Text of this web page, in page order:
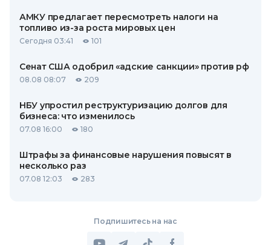
АМКУ предлагает пересмотреть налоги на
топливо из-за роста мировых цен
Сегодня 03:41 101
Сенат США одобрил «адские санкции» против рф
08.08 08:07 209
НБУ упростил реструктуризацию долгов для
бизнеса: что изменилось
07.08 16:00 180
Штрафы за финансовые нарушения повысят в
несколько раз
07.08 12:03 283
Подпишитесь на нас